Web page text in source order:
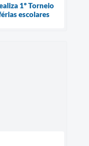
1º Torneio
escolares